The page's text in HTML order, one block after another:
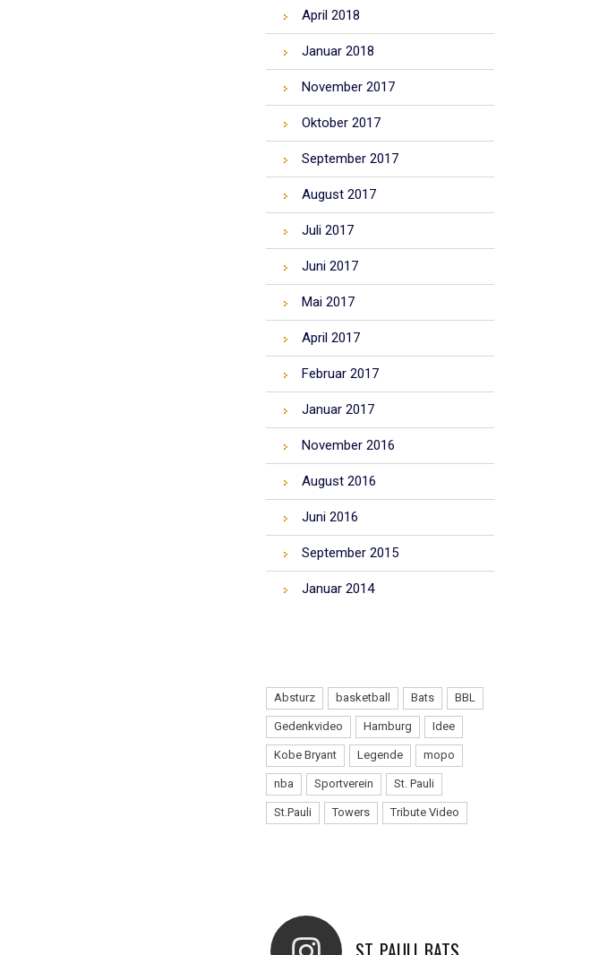
April 2018
Januar 2018
November 2017
Oktober 2017
September 2017
August 2017
Juli 2017
Juni 2017
Mai 2017
April 2017
Februar 2017
Januar 2017
November 2016
August 2016
Juni 2016
September 2015
Januar 2014
Absturz basketball Bats BBL
Gedenkvideo Hamburg Idee
Kobe Bryant Legende mopo
nba Sportverein St. Pauli
St.Pauli Towers Tribute Video